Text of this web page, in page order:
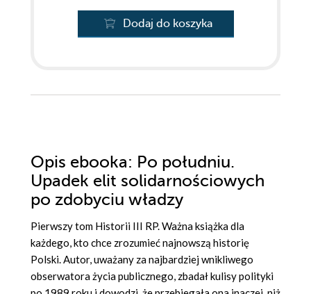
Dodaj do koszyka
Opis ebooka: Po południu.
Upadek elit solidarnościowych
po zdobyciu władzy
Pierwszy tom Historii III RP. Ważna książka dla
każdego, kto chce zrozumieć najnowszą historię
Polski. Autor, uważany za najbardziej wnikliwego
obserwatora życia publicznego, zbadał kulisy polityki